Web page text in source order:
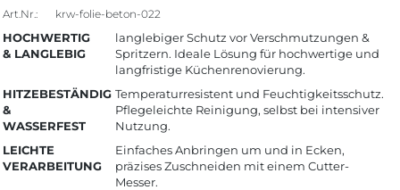
Art.Nr.: krw-folie-beton-022
HOCHWERTIG
& LANGLEBIG
langlebiger Schutz vor Verschmutzungen &
Spritzern. Ideale Lösung für hochwertige und
langfristige Küchenrenovierung.
HITZEBESTÄNDIG
&
WASSERFEST
Temperaturresistent und Feuchtigkeitsschutz.
Pflegeleichte Reinigung, selbst bei intensiver
Nutzung.
LEICHTE
VERARBEITUNG
Einfaches Anbringen um und in Ecken,
präzises Zuschneiden mit einem Cutter-
Messer.